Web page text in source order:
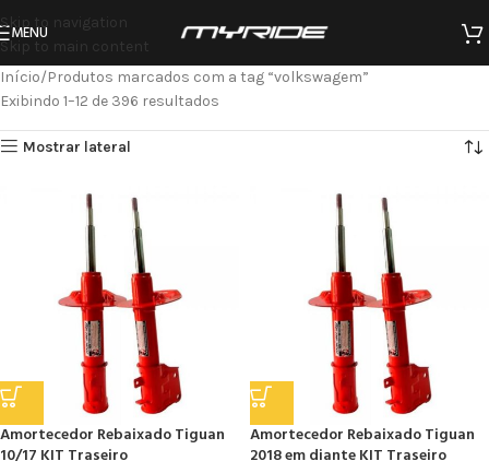
Skip to navigation
Skip to main content
MENU
Início Produtos marcados com a tag “volkswagem”
Exibindo 1–12 de 396 resultados
Mostrar lateral
Amortecedor Rebaixado Tiguan
10/17 KIT Traseiro
Amortecedor Rebaixado Tiguan
2018 em diante KIT Traseiro